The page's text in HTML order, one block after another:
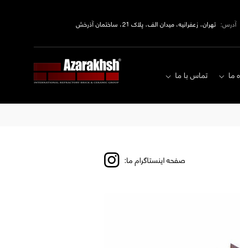
آدرس: تهران، زعفرانیه، میدان الف، پلاک 21، ساختمان آذرخش
ما
تماس با ما
صفحه اینستاگرام ما: